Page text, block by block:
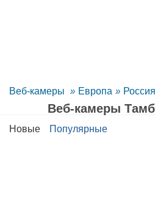
Веб-камеры » Европа » Россия
Веб-камеры
Новые Популярные